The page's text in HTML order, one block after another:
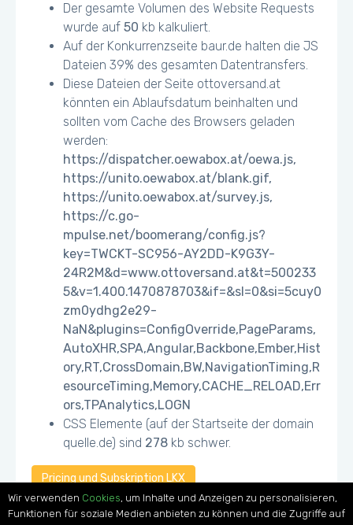
Der gesamte Volumen des Website Requests
wurde auf 50 kb kalkuliert.
Auf der Konkurrenzseite baur.de halten die JS
Dateien 39% des gesamten Datentransfers.
Diese Dateien der Seite ottoversand.at
könnten ein Ablaufsdatum beinhalten und
sollten vom Cache des Browsers geladen
werden:
https://dispatcher.oewabox.at/oewa.js,
https://unito.oewabox.at/blank.gif,
https://unito.oewabox.at/survey.js,
https://c.go-
mpulse.net/boomerang/config.js?
key=TWCKT-SC956-AY2DD-K9G3Y-
24R2M&d=www.ottoversand.at&t=500233
5&v=1.400.1470878703&if=&sl=0&si=5cuy0
zm0ydhg2e29-
NaN&plugins=ConfigOverride,PageParams,
AutoXHR,SPA,Angular,Backbone,Ember,Hist
ory,RT,CrossDomain,BW,NavigationTiming,R
esourceTiming,Memory,CACHE_RELOAD,Err
ors,TPAnalytics,LOGN
CSS Elemente (auf der Startseite der domain
quelle.de) sind 278 kb schwer.
Pricing und Subskription LKX
Wir verwenden Cookies, um Inhalte und Anzeigen zu personalisieren,
Funktionen für soziale Medien anbieten zu können und die Zugriffe auf